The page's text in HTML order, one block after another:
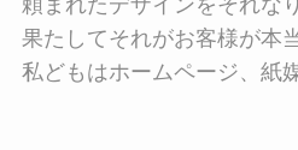
果たしてそれがお客様が本
私どもはホームページ、紙